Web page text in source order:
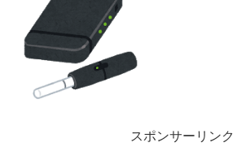
スポンサーリンク